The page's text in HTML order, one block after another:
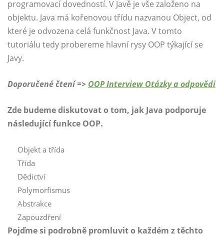
programovací dovedností. V Javě je vše založeno na
objektu. Java má kořenovou třídu nazvanou Object, od
které je odvozena celá funkčnost Java. V tomto
tutoriálu tedy probereme hlavní rysy OOP týkající se
Javy.
Doporučené čtení => OOP Interview Otázky a odpovědi
Zde budeme diskutovat o tom, jak Java podporuje
následující funkce OOP.
Objekt a třída
Třída
Dědictví
Polymorfismus
Abstrakce
Zapouzdření
Pojďme si podrobně promluvit o každém z těchto